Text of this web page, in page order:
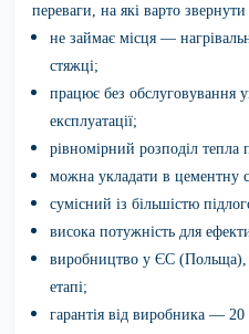
переваги, на які варто звернути
не займає місця —
стяжці;
працює без обслуговування
експлуатації;
рівномірний розподіл тепла
можна укладати в цементну
сумісний із більшістю
висока потужність для
виробництво у ЄС (Польща),
етапі;
гарантія від виробника — 20